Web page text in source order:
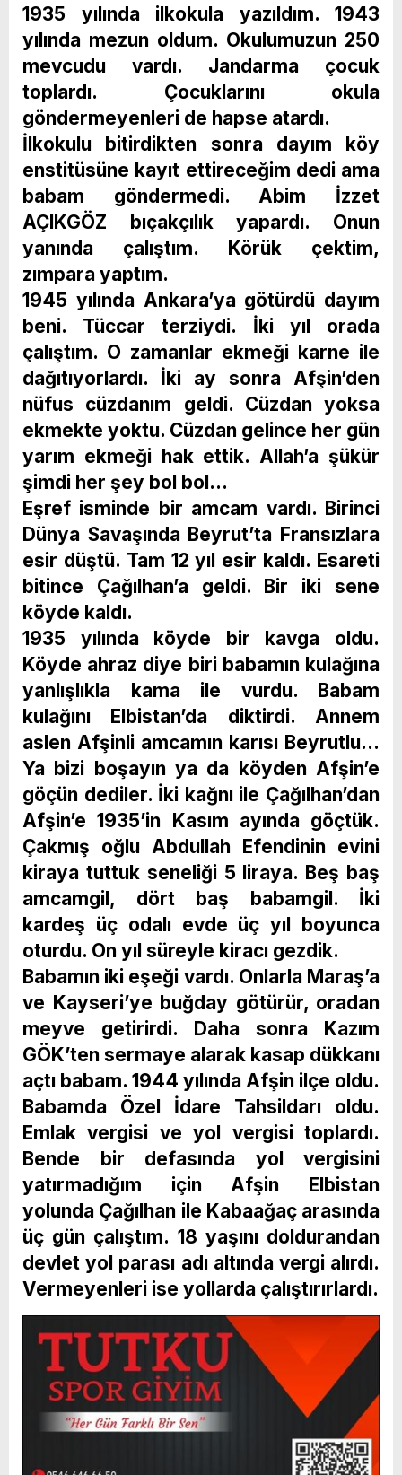
1935 yılında ilkokula yazıldım. 1943
yılında mezun oldum. Okulumuzun 250
mevcudu vardı. Jandarma çocuk
toplardı. Çocuklarını okula
göndermeyenleri de hapse atardı.
İlkokulu bitirdikten sonra dayım köy
enstitüsüne kayıt ettireceğim dedi ama
babam göndermedi. Abim İzzet
AÇIKGÖZ bıçakçılık yapardı. Onun
yanında çalıştım. Körük çektim,
zımpara yaptım.
1945 yılında Ankara’ya götürdü dayım
beni. Tüccar terziydi. İki yıl orada
çalıştım. O zamanlar ekmeği karne ile
dağıtıyorlardı. İki ay sonra Afşin’den
nüfus cüzdanım geldi. Cüzdan yoksa
ekmekte yoktu. Cüzdan gelince her gün
yarım ekmeği hak ettik. Allah’a şükür
şimdi her şey bol bol…
Eşref isminde bir amcam vardı. Birinci
Dünya Savaşında Beyrut’ta Fransızlara
esir düştü. Tam 12 yıl esir kaldı. Esareti
bitince Çağılhan’a geldi. Bir iki sene
köyde kaldı.
1935 yılında köyde bir kavga oldu.
Köyde ahraz diye biri babamın kulağına
yanlışlıkla kama ile vurdu. Babam
kulağını Elbistan’da diktirdi. Annem
aslen Afşinli amcamın karısı Beyrutlu…
Ya bizi boşayın ya da köyden Afşin’e
göçün dediler. İki kağnı ile Çağılhan’dan
Afşin’e 1935’in Kasım ayında göçtük.
Çakmış oğlu Abdullah Efendinin evini
kiraya tuttuk seneliği 5 liraya. Beş baş
amcamgil, dört baş babamgil. İki
kardeş üç odalı evde üç yıl boyunca
oturdu. On yıl süreyle kiracı gezdik.
Babamın iki eşeği vardı. Onlarla Maraş’a
ve Kayseri’ye buğday götürür, oradan
meyve getirirdi. Daha sonra Kazım
GÖK’ten sermaye alarak kasap dükkanı
açtı babam. 1944 yılında Afşin ilçe oldu.
Babamda Özel İdare Tahsildarı oldu.
Emlak vergisi ve yol vergisi toplardı.
Bende bir defasında yol vergisini
yatırmadığım için Afşin Elbistan
yolunda Çağılhan ile Kabaağaç arasında
üç gün çalıştım. 18 yaşını doldurandan
devlet yol parası adı altında vergi alırdı.
Vermeyenleri ise yollarda çalıştırırlardı.